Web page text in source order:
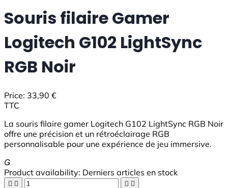
Souris filaire Gamer
Logitech G102 LightSync
RGB Noir
Price: 33,90 €
TTC
La souris filaire gamer Logitech G102 LightSync RGB Noir
offre une précision et un rétroéclairage RGB
personnalisable pour une expérience de jeu immersive.

Product availability: Derniers articles en stock
   